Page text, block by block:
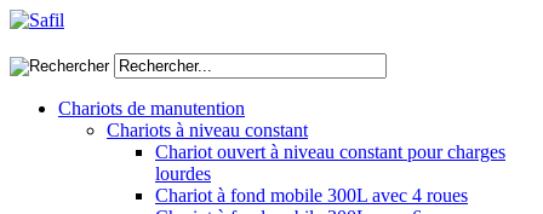
Chariots de manutention
Chariots à niveau constant
Chariot ouvert à niveau constant pour charges
lourdes
Chariot à fond mobile 300L avec 4 roues